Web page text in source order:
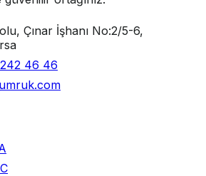
Çınar İşhanı No:2/5-6,
46 46